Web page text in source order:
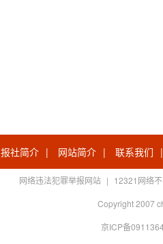
报社简介 | 网站简介 | 联系我们
网络违法犯罪举报网站 | 12321网络
Copyright 2007
京ICP备